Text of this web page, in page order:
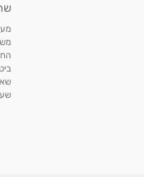
כתובת: אבא
• יש לוודא שחבילה התקבלה טרם